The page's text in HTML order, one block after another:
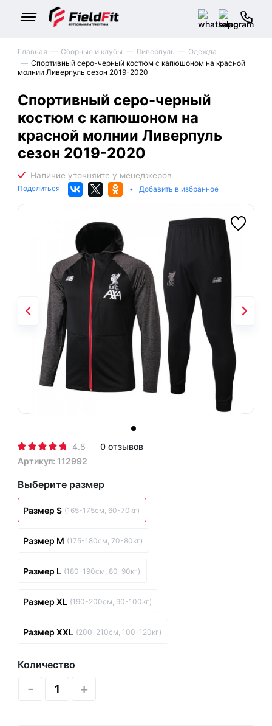
Главная Сборные и клубы Ливерпуль
Одежда
Спортивный серо-черный костюм с капюшоном на красной
молнии Ливерпуль сезон 2019-2020
Спортивный серо-черный
костюм с капюшоном на
красной молнии Ливерпуль
сезон 2019-2020
Поделиться • Добавить в избранное
4.8
0 отзывов
Артикул: 112992
Выберите размер
Размер S (165-175см, 60-70кг)
Размер M (175-180см, 70-80кг)
Размер L (180-190см, 80-90кг)
Размер XL (190-200см, 90-100кг)
Размер XXL (200-210см, 100-120кг)
Количество
- +